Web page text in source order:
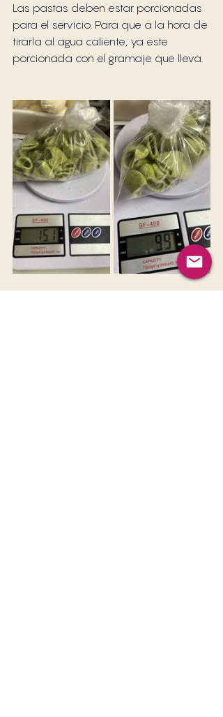
Las pastas deben estar porcionadas
para el servicio. Para que a la hora de
tirarla al agua caliente, ya este
porcionada con el gramaje que lleva.